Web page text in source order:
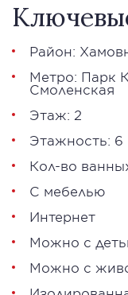
Район:
Метро: Парк
Смоленская
Этаж: 2
Этажность: 6
Кол-во
С мебелью
Интернет
Можно с
Можно с